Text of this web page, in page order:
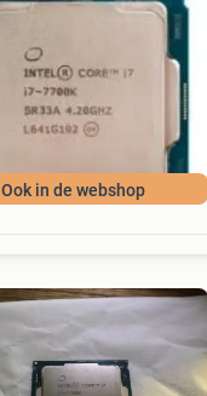
Ook in de webshop